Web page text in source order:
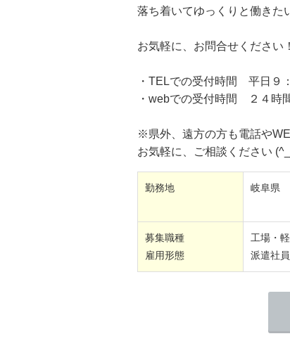
落ち着いてゆっくりと働きた
お気軽に、お問合せください！
・TELでの受付時間 平日９
・webでの受付時間 ２４時
※県外、遠方の方も電話や
お気軽に、ご相談ください
勤務地 岐阜県
募集職種
雇用形態
工場・
派遣社員